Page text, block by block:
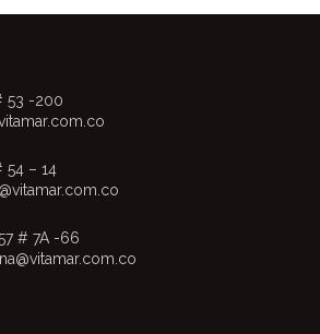
53 -200
54 – 14
# 7A -66